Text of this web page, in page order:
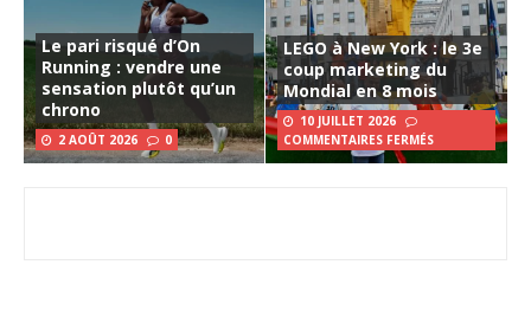
Le pari risqué d’On
Running : vendre une
sensation plutôt qu’un
chrono
2 AOÛT 2026 0
LEGO à New York : le 3e
coup marketing du
Mondial en 8 mois
10 JUILLET 2026
COMMENTAIRES FERMÉS